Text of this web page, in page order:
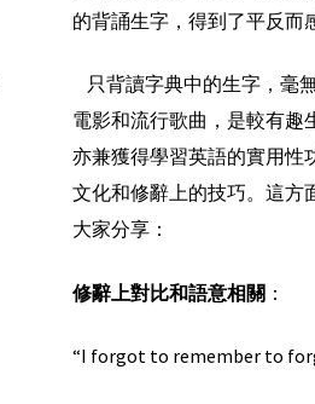
的背誦生字，得到了平反而
只背讀字典中的生字，毫
電影和流行歌曲，是較有趣
亦兼獲得學習英語的實用性
文化和修辭上的技巧。這方
大家分享：
修辭上對比和語意相關 ：
“I forgot to remember to